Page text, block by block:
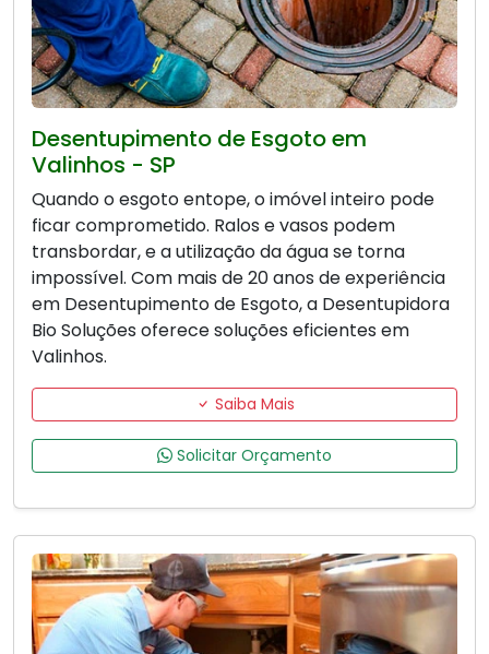
Desentupimento de Esgoto em
Valinhos - SP
Quando o esgoto entope, o imóvel inteiro pode
ficar comprometido. Ralos e vasos podem
transbordar, e a utilização da água se torna
impossível. Com mais de 20 anos de experiência
em Desentupimento de Esgoto, a Desentupidora
Bio Soluções oferece soluções eficientes em
Valinhos.
Saiba Mais
Solicitar Orçamento